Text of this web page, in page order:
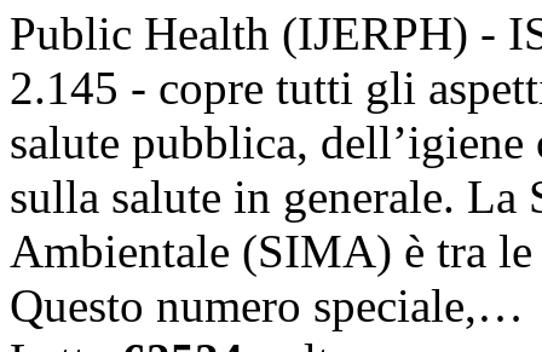
Public Health (IJERPH) -
2.145 - copre tutti gli
salute pubblica,
sulla salute in generale.
Ambientale (SIMA) è tra le
Questo numero speciale,…